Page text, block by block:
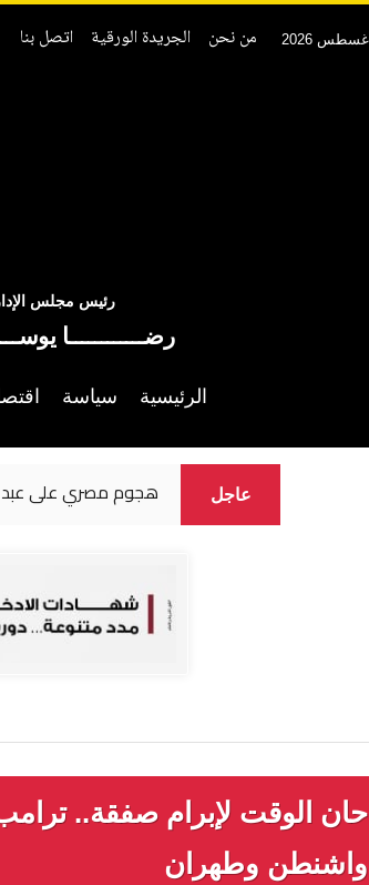
من نحن الجريدة الورقية اتصل بنا
رئيس مجلس
رضــــــــــــا
الرئيسية سياسة
عاجل نسرين طافش
حان الوقت لإبرام صفقة..
واشنطن وطهران